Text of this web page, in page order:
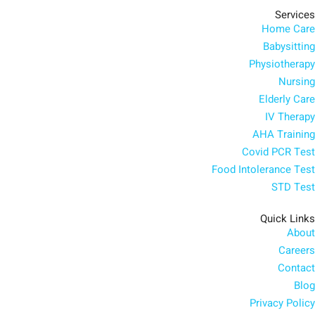
Services
Home Care
Babysitting
Physiotherapy
Nursing
Elderly Care
IV Therapy
AHA Training
Covid PCR Test
Food Intolerance Test
STD Test
Quick Links
About
Careers
Contact
Blog
Privacy Policy